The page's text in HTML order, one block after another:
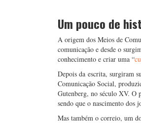
Um pouco de
A origem dos Meios de
comunicação e desde o
conhecimento e criar uma “
Depois da escrita, surgiram
Comunicação Social,
Gutenberg, no século XV.
sendo que o nascimento dos
Mas também o correio, um